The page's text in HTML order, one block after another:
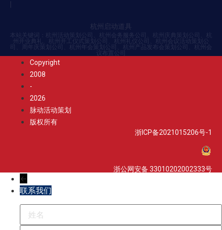
杭州启动道具
本站关键词：杭州活动策划公司、杭州会务服务公司、杭州庆典策划公司、杭
州开业典礼、杭州开工仪式策划公司、杭州礼仪公司、杭州会议活动策划公
司、周年庆策划公司、杭州年会策划公司、杭州产品发布会策划公司、杭州会
议布置公司
Copyright
2008
-
2026
脉动活动策划
版权所有
浙ICP备2021015206号-1
浙公网安备 33010202002333号
←
联系我们